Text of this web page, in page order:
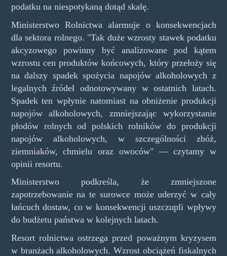
podatku na niespotykaną dotąd skalę.
Ministerstwo Rolnictwa alarmuje o konsekwencjach
dla sektora rolnego. "Tak duże wzrosty stawek podatku
akcyzowego powinny być analizowane pod kątem
wzrostu cen produktów końcowych, który przełoży się
na dalszy spadek spożycia napojów alkoholowych z
legalnych źródeł odnotowywany w ostatnich latach.
Spadek ten wpłynie natomiast na obniżenie produkcji
napojów alkoholowych, zmniejszając wykorzystanie
płodów rolnych od polskich rolników do produkcji
napojów alkoholowych, w szczególności zbóż,
ziemniaków, chmielu oraz owoców" — czytamy w
opinii resortu.
Ministerstwo podkreśla, że zmniejszone
zapotrzebowanie na te surowce może uderzyć w cały
łańcuch dostaw, co w konsekwencji uszczupli wpływy
do budżetu państwa w kolejnych latach.
Resort rolnictwa ostrzega przed poważnym kryzysem
w branżach alkoholowych. Wzrost obciążeń fiskalnych